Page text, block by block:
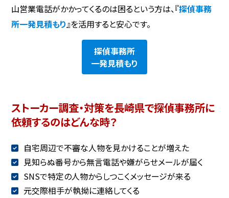
山営業電話がかかってくるのは困るという方は、『探偵事務
所一発見積もり 』を活用すると安心です。
探偵事務所
一発見積もり
ストーカー調査・対策を長崎県で探偵事務所に
依頼するのはどんな時？
自宅周辺で不審な人物を見かけることが増えた
見知らぬ番号から無言電話や嫌がらせメールが届く
SNSで特定の人物からしつこくメッセージが来る
元交際相手が執拗に連絡してくる